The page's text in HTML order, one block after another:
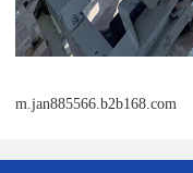
m.jan885566.b2b168.com